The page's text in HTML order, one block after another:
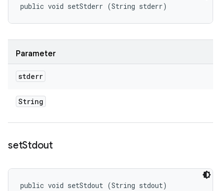
public void setStderr (String stderr)
Parameter
stderr
String
setStdout
public void setStdout (String stdout)